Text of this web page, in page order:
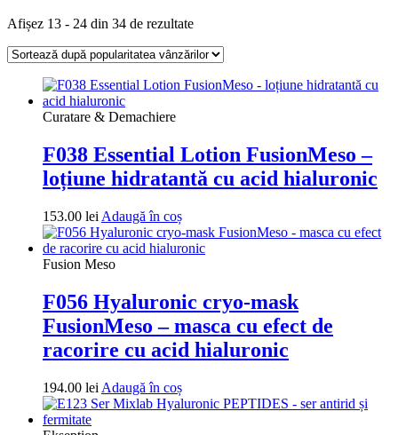
Afișez 13 - 24 din 34 de rezultateSortat
popularitate
Curatare & Demachiere
F038 Essential Lotion FusionMeso –
loțiune hidratantă cu acid hialuronic
153.00 lei Adaugă în coș
Fusion Meso
F056 Hyaluronic cryo-mask
FusionMeso – masca cu efect de
racorire cu acid hialuronic
194.00 lei Adaugă în coș